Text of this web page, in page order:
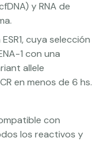
y RNA de
cuya selección
1 con una
allele
en menos de 6 hs.
con
los reactivos y